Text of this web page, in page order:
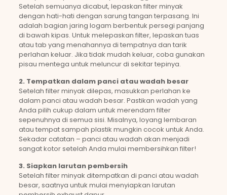
Setelah semuanya dicabut, lepaskan filter minyak
dengan hati-hati dengan sarung tangan terpasang. Ini
adalah bagian jaring logam berbentuk persegi panjang
di bawah kipas. Untuk melepaskan filter, lepaskan tuas
atau tab yang menahannya di tempatnya dan tarik
perlahan keluar. Jika tidak mudah keluar, coba gunakan
pisau mentega untuk meluncur di sekitar tepinya.
2. Tempatkan dalam panci atau wadah besar
Setelah filter minyak dilepas, masukkan perlahan ke
dalam panci atau wadah besar. Pastikan wadah yang
Anda pilih cukup dalam untuk merendam filter
sepenuhnya di semua sisi. Misalnya, loyang lembaran
atau tempat sampah plastik mungkin cocok untuk Anda.
Sekadar catatan – panci atau wadah akan menjadi
sangat kotor setelah Anda mulai membersihkan filter!
3. Siapkan larutan pembersih
Setelah filter minyak ditempatkan di panci atau wadah
besar, saatnya untuk mulai menyiapkan larutan